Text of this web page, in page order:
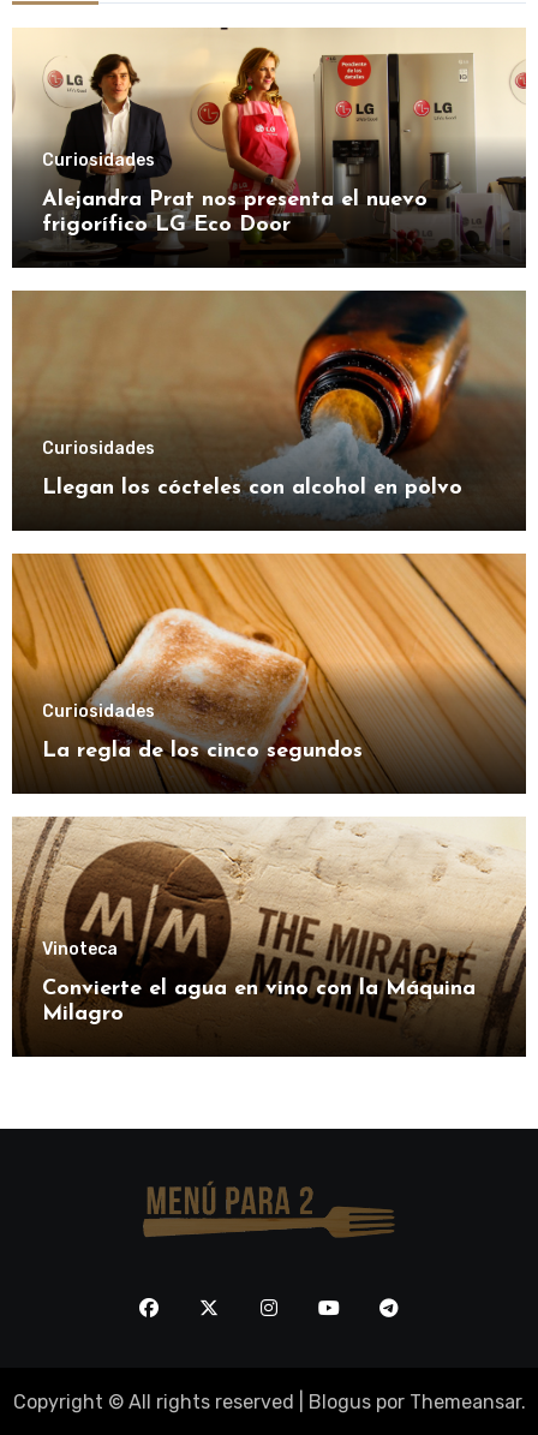
Curiosidades
Alejandra Prat nos presenta el nuevo
frigorífico LG Eco Door
Curiosidades
Llegan los cócteles con alcohol en polvo
Curiosidades
La regla de los cinco segundos
Vinoteca
Convierte el agua en vino con la Máquina
Milagro
Copyright © All rights reserved Bloguspor Themeansar.